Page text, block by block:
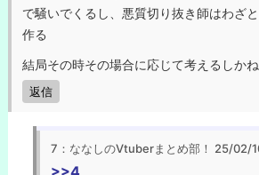
で騒いでくるし、悪質切り抜き師はわざ
作る
結局その時その場合に応じて考えるしか
返信
7：ななしのVtuberまとめ部！ 25/02/
>>4